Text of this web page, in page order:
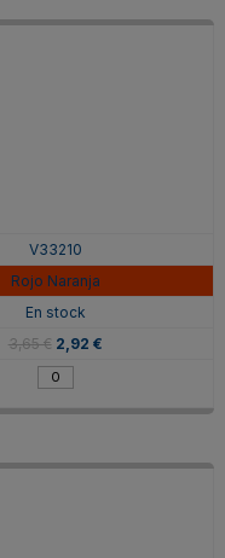
V33210
Rojo Naranja
En stock
3,65 € 2,92 €